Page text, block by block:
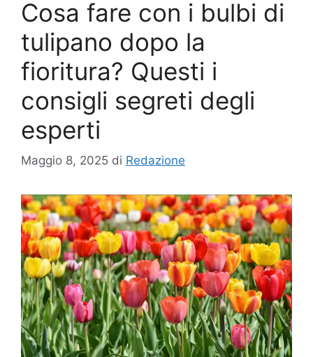
Cosa fare con i bulbi di
tulipano dopo la
fioritura? Questi i
consigli segreti degli
esperti
Maggio 8, 2025 di Redazione